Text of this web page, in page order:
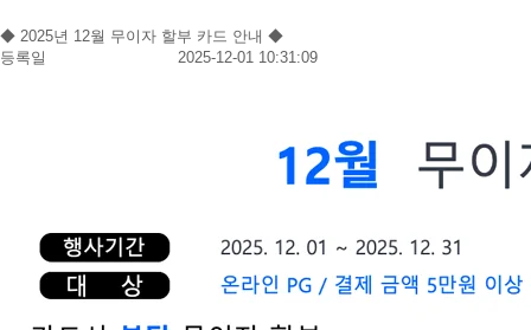
◆ 2025년 12월 무이자 할부 카드 안내 ◆
등록일
2025-12-01 10:31:09